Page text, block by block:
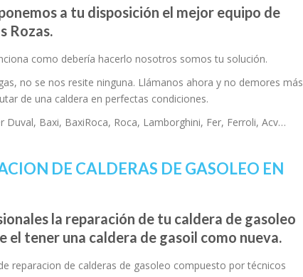
a tu disposición el mejor equipo de
Rozas.
como debería hacerlo nosotros somos tu solución.
no se nos resite ninguna. Llámanos ahora y no demores más
de una caldera en perfectas condiciones.
Duval, Baxi, BaxiRoca, Roca, Lamborghini, Fer, Ferroli, Acv…
DE CALDERAS DE GASOLEO EN
la reparación de tu caldera de gasoleo
tener una caldera de gasoil como nueva.
reparacion de calderas de gasoleo compuesto por técnicos